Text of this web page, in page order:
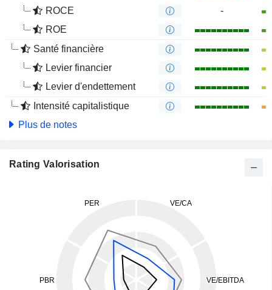
ROCE
-
ROE
Santé financière
Levier financier
Levier d'endettement
Intensité capitalistique
Plus de notes
Rating Valorisation